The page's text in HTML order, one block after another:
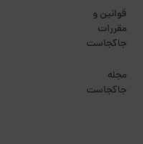
قوانین و
مقررات
جاکجاست
مجله
جاکجاست